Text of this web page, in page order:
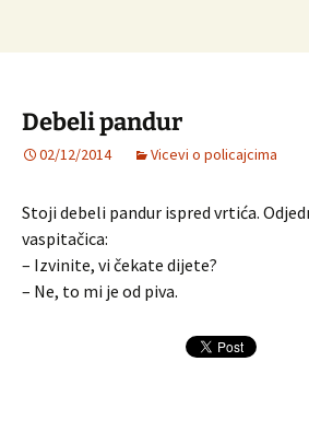
Debeli pandur
02/12/2014 Vicevi o policajcima
Stoji debeli pandur ispred vrtića.
vaspitačica:
– Izvinite, vi čekate dijete?
– Ne, to mi je od piva.